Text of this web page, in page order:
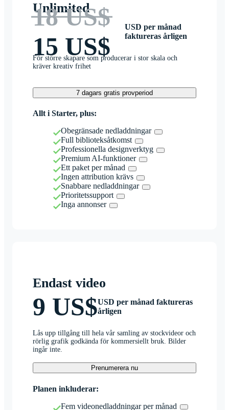
Unlimited
18 US$
15 US$
USD per månad
faktureras årligen
För större skapare som producerar i stor skala och
kräver kreativ frihet
7 dagars gratis provperiod
Allt i Starter, plus:
Obegränsade nedladdningar
Full biblioteksåtkomst
Professionella designverktyg
Premium AI-funktioner
Ett paket per månad
Ingen attribution krävs
Snabbare nedladdningar
Prioritetssupport
Inga annonser
Endast video
9 US$USD per månad faktureras
årligen
Lås upp tillgång till hela vår samling av stockvideor och
rörlig grafik godkända för kommersiellt bruk. Bilder
ingår inte.
Prenumerera nu
Planen inkluderar:
Fem videonedladdningar per månad